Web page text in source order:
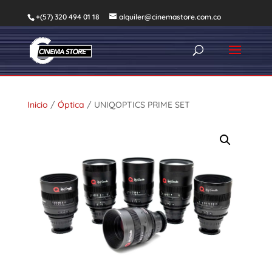
+(57) 320 494 01 18 alquiler@cinemastore.com.co
Inicio / Óptica / UNIQOPTICS PRIME SET